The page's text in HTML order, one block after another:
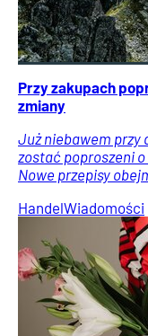
Przy zakupach
zmiany
Już niebawem przy
zostać poproszeni
Nowe przepisy
HandelWiadomości